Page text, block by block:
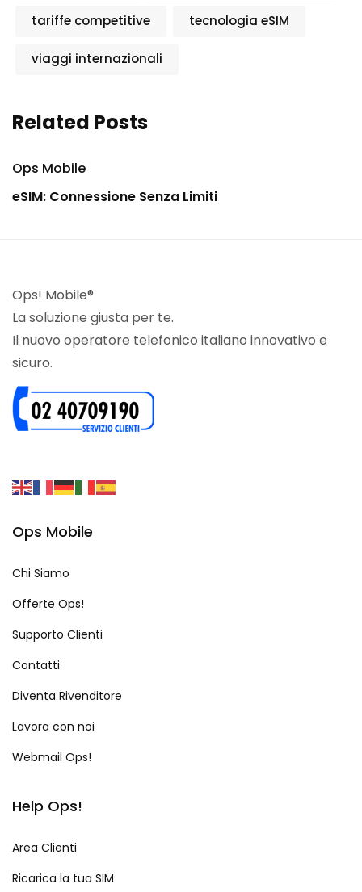
tariffe competitive tecnologia eSIM
viaggi internazionali
Related Posts
Ops Mobile
eSIM: Connessione Senza Limiti
Ops! Mobile®
La soluzione giusta per te.
Il nuovo operatore telefonico italiano innovativo e
sicuro.
Ops Mobile
Chi Siamo
Offerte Ops!
Supporto Clienti
Contatti
Diventa Rivenditore
Lavora con noi
Webmail Ops!
Help Ops!
Area Clienti
Ricarica la tua SIM